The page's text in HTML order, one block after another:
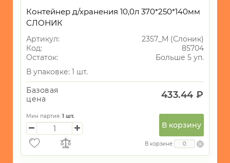
Контейнер д/хранения 10,0л 370*250*140мм
СЛОНИК
Артикул:
2357_М (Слоник)
Код:
85704
Остаток:
Больше 5 уп.
В упаковке: 1 шт.
Базовая
цена
433.44 ₽
Мин партия: 1 шт.
В корзину
В корзине